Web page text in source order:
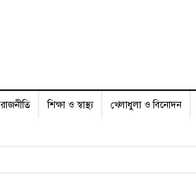
রাজনীতি শিক্ষা ও স্বাস্থ্য খেলাধুলা ও বিনোদন